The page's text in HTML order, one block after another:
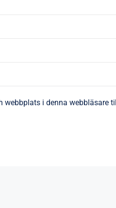
webbplats i denna webbläsare